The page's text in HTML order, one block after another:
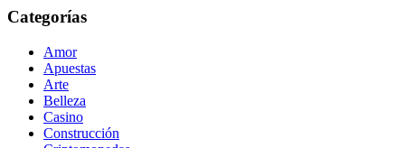
Categorías
Amor
Apuestas
Arte
Belleza
Casino
Construcción